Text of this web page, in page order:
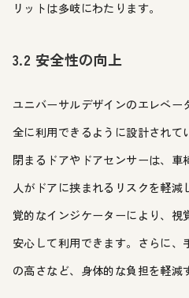
リットは多岐にわたります。
3.2 安全性の向上
ユニバーサルデザインのエレベ
全に利用できるように設計されて
閉まるドアやドアセンサーは、車
人がドアに挟まれるリスクを軽
覚的なインジケーターにより、視
安心して利用できます。さらに、
の高さなど、身体的な負担を軽減